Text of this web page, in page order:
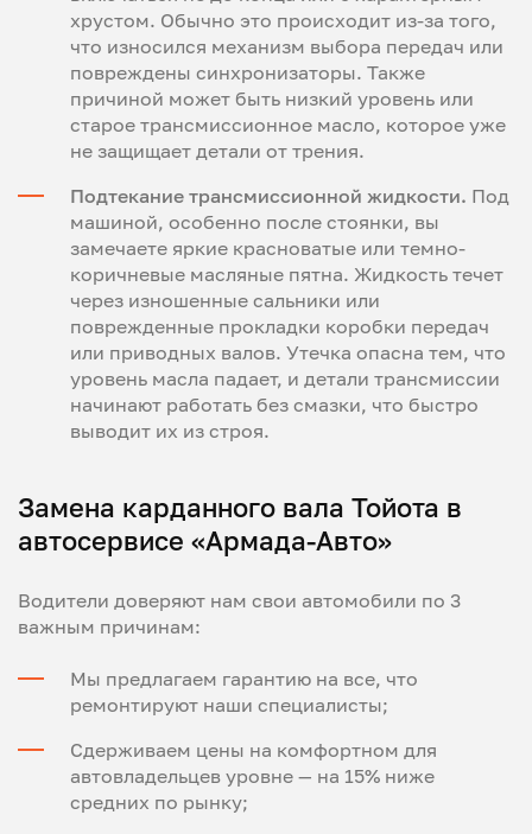
хрустом. Обычно это происходит из-за того,
что износился механизм выбора передач или
повреждены синхронизаторы. Также
причиной может быть низкий уровень или
старое трансмиссионное масло, которое уже
не защищает детали от трения.
Подтекание трансмиссионной жидкости. Под
машиной, особенно после стоянки, вы
замечаете яркие красноватые или темно-
коричневые масляные пятна. Жидкость течет
через изношенные сальники или
поврежденные прокладки коробки передач
или приводных валов. Утечка опасна тем, что
уровень масла падает, и детали трансмиссии
начинают работать без смазки, что быстро
выводит их из строя.
Замена карданного вала Тойота в
автосервисе «Армада-Авто»
Водители доверяют нам свои автомобили по 3
важным причинам:
Мы предлагаем гарантию на все, что
ремонтируют наши специалисты;
Сдерживаем цены на комфортном для
автовладельцев уровне — на 15% ниже
средних по рынку;